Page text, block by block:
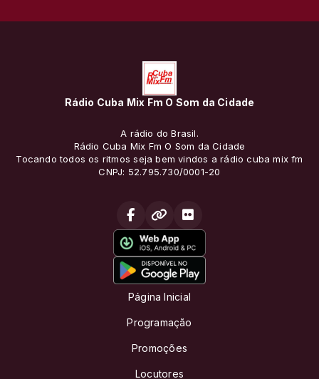
Rádio Cuba Mix Fm O Som da Cidade
A rádio do Brasil.
Rádio Cuba Mix Fm O Som da Cidade
Tocando todos os ritmos seja bem vindos a rádio cuba mix fm
CNPJ: 52.795.730/0001-20
Página Inicial
Programação
Promoções
Locutores